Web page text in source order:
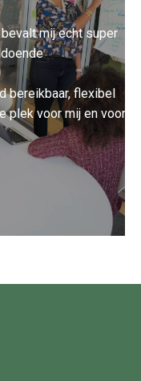
mij echt super
bereikbaar, flexibel
plek voor mij en voor